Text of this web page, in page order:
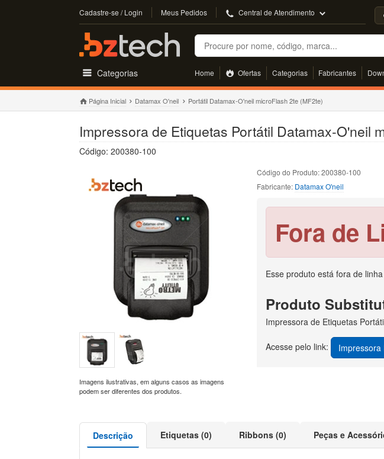
Cadastre-se / Login Meus Pedidos Central de Atendimento
Buscar
Categorias Home Ofertas Categorias Fabricantes
Página Inicial Datamax O'neil Portátil Datamax-O'neil microFlash 2te (MF2te)
Impressora de Etiquetas Portátil Datamax-O'neil
Código: 200380-100
Imagens ilustrativas, em alguns casos as imagens
podem ser diferentes dos produtos.
Código do Produto: 200380-100
Fabricante: Datamax O'neil
Fora de
Esse produto está fora de
Produto
Impressora de Etiquetas
Acesse pelo link: Impressora
Descrição Etiquetas (0) Ribbons (0) Peças e